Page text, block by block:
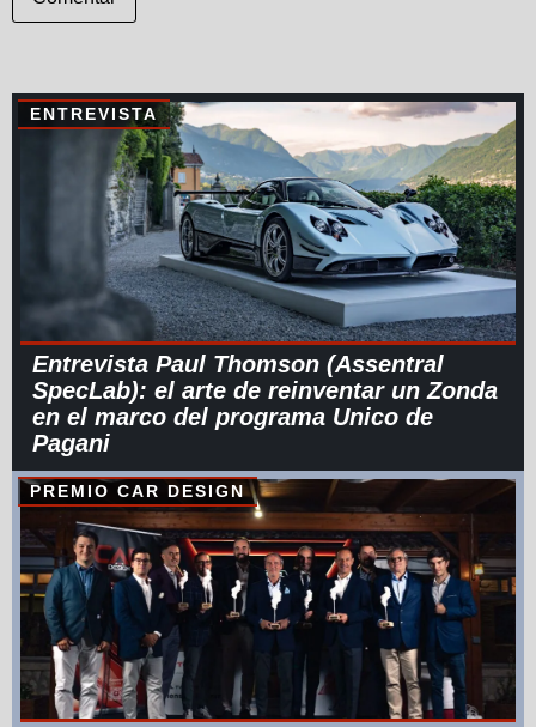
ENTREVISTA
Entrevista Paul Thomson (Assentral
SpecLab): el arte de reinventar un Zonda
en el marco del programa Unico de
Pagani
PREMIO CAR DESIGN